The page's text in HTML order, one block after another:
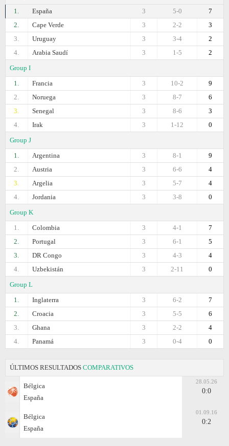
1.
España 7
5-0
3
2.
Cape Verde 3
2-2
3
3.
Uruguay 2
3-4
3
4.
Arabia Saudí 2
1-5
3
Group I
1.
Francia 9
10-2
3
2.
Noruega 6
8-7
3
3.
Senegal 3
8-6
3
4.
Irak 0
1-12
3
Group J
1.
Argentina 9
8-1
3
2.
Austria 4
6-6
3
3.
Argelia 4
5-7
3
4.
Jordania 0
3-8
3
Group K
1.
Colombia 7
4-1
3
2.
Portugal 5
6-1
3
3.
DR Congo 4
4-3
3
4.
Uzbekistán 0
2-11
3
Group L
1.
Inglaterra 7
6-2
3
2.
Croacia 6
5-5
3
3.
Ghana 4
2-2
3
4.
Panamá 0
0-4
3
ÚLTIMOS RESULTADOS COMPARATIVOS
Bélgica
España
28.05.26
0:0
Bélgica
España
01.09.16
0:2